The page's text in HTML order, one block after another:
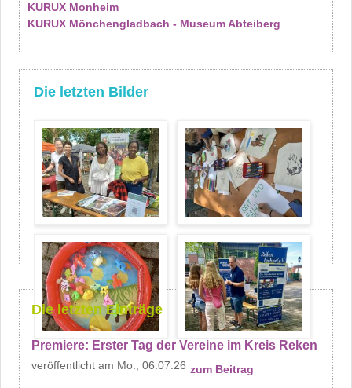
KURUX Monheim
KURUX Mönchengladbach - Museum Abteiberg
Die letzten Bilder
Die letzten Einträge
Premiere: Erster Tag der Vereine im Kreis Reken
Mo., 06.07.26 zum Beitrag